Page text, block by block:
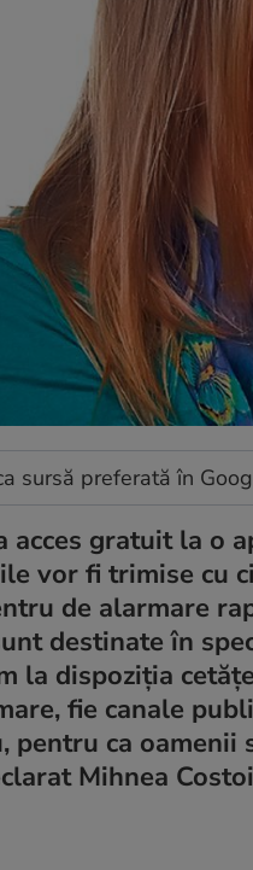
sursă preferată în
acces gratuit la o
vor fi trimise cu
de alarmare
destinate în
la dispoziţia
fie canale
pentru ca
Mihnea